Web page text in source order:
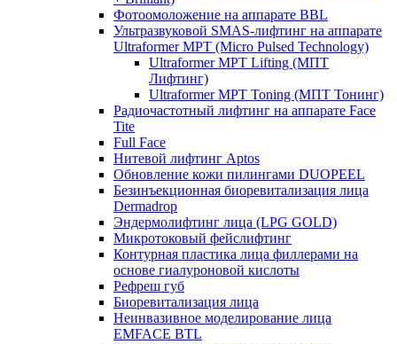
Фотоомоложение на аппарате BBL
Ультразвуковой SMAS-лифтинг на аппарате
Ultraformer MPT (Micro Pulsed Technology)
Ultraformer MPT Lifting (МПТ
Лифтинг)
Ultraformer MPT Toning (МПТ Тонинг)
Радиочастотный лифтинг на аппарате Face
Tite
Full Face
Нитевой лифтинг Aptos
Обновление кожи пилингами DUOPEEL
Безинъекционная биоревитализация лица
Dermadrop
Эндермолифтинг лица (LPG GOLD)
Микротоковый фейслифтинг
Контурная пластика лица филлерами на
основе гиалуроновой кислоты
Рефреш губ
Биоревитализация лица
Неинвазивное моделирование лица
EMFACE BTL